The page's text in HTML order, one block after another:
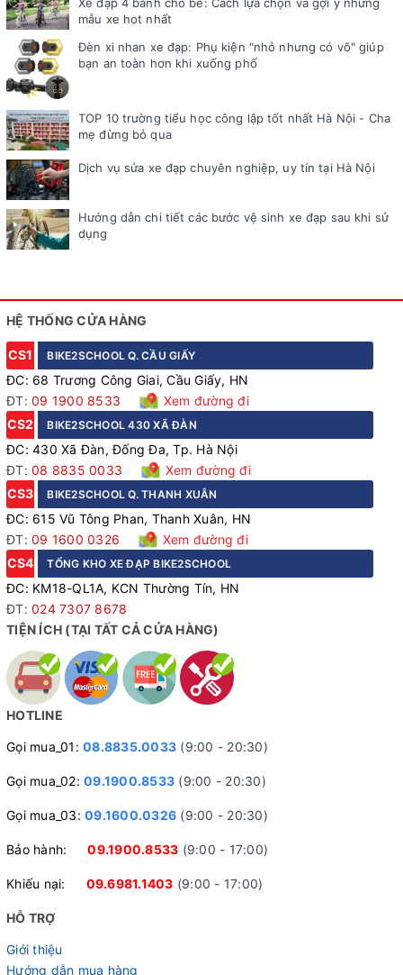
mẫu xe hot nhất
Đèn xi nhan xe đạp: Phụ kiện "nhỏ nhưng có võ" giúp
bạn an toàn hơn khi xuống phố
TOP 10 trường tiểu học công lập tốt nhất Hà Nội - Cha
mẹ đừng bỏ qua
Dịch vụ sửa xe đạp chuyên nghiệp, uy tín tại Hà Nội
Hướng dẫn chi tiết các bước vệ sinh xe đạp sau khi sử
dụng
HỆ THỐNG CỬA HÀNG
CS1 BIKE2SCHOOL Q. CẦU GIẤY
ĐC: 68 Trương Công Giai, Cầu Giấy, HN
ĐT: 09 1900 8533
Xem đường đi
CS2
BIKE2SCHOOL 430 XÃ ĐÀN
ĐC: 430 Xã Đàn, Đống Đa, Tp. Hà Nội
ĐT: 08 8835 0033
Xem đường đi
CS3
BIKE2SCHOOL Q. THANH XUÂN
ĐC: 615 Vũ Tông Phan, Thanh Xuân, HN
ĐT: 09 1600 0326
Xem đường đi
CS4
TỔNG KHO XE ĐẠP BIKE2SCHOOL
ĐC: KM18-QL1A, KCN Thường Tín, HN
ĐT: 024 7307 8678
TIỆN ÍCH (TẠI TẤT CẢ CỬA HÀNG)
HOTLINE
Gọi mua_01: 08.8835.0033 (9:00 - 20:30)
Gọi mua_02: 09.1900.8533 (9:00 - 20:30)
Gọi mua_03: 09.1600.0326 (9:00 - 20:30)
Bảo hành:09.1900.8533 (9:00 - 17:00)
Khiếu nại: 09.6981.1403 (9:00 - 17:00)
HỖ TRỢ
Giới thiệu
Hướng dẫn mua hàng